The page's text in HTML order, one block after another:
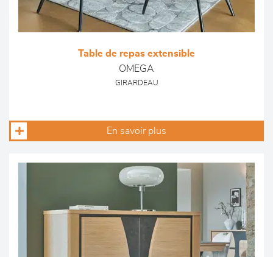
Table de repas extensible
OMEGA
GIRARDEAU
En savoir plus